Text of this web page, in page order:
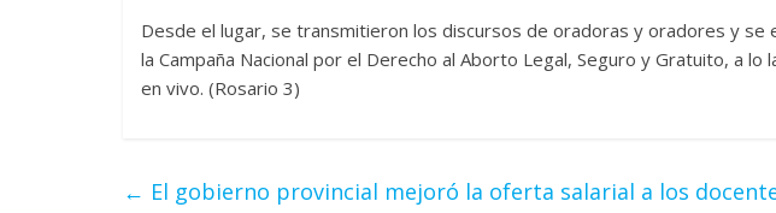
Desde el lugar, se transmitieron los discursos de oradoras y oradores y se
la Campaña Nacional por el Derecho al Aborto Legal, Seguro y Gratuito, a lo
en vivo. (Rosario 3)
← El gobierno provincial mejoró la oferta salarial a los